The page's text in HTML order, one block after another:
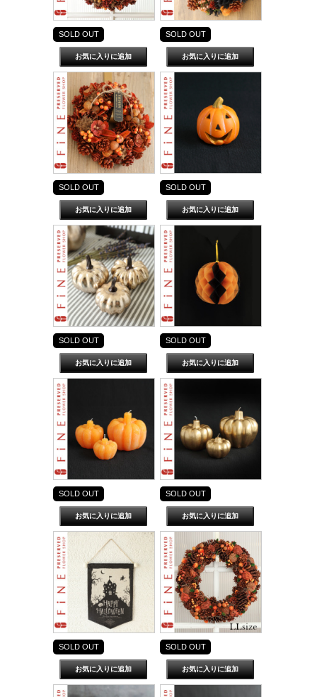
SOLD OUT SOLD OUT
SOLD OUT SOLD OUT
SOLD OUT SOLD OUT
SOLD OUT SOLD OUT
SOLD OUT SOLD OUT